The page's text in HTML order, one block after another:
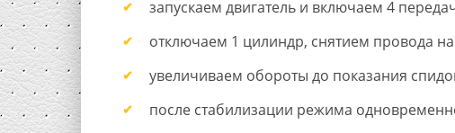
запускаем двигатель и включаем 4
отключаем 1 цилиндр, снятием провода
увеличиваем обороты до показания
после стабилизации режима